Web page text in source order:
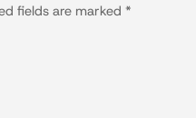
fields are marked *